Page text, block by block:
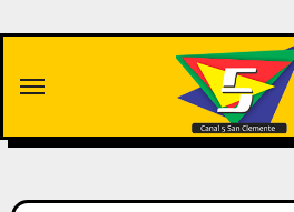
contenido